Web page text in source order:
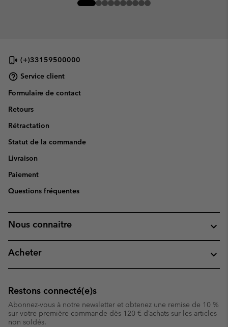
(+)33159500000
Service client
Formulaire de contact
Retours
Rétractation
Statut de la commande
Livraison
Paiement
Questions fréquentes
Nous connaitre
Acheter
Restons connecté(e)s
Abonnez-vous à notre newsletter et obtenez une remise de 10 %
sur votre première commande dès 120 € d’achats sur les articles
non soldés.